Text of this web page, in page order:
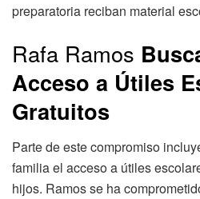
preparatoria reciban material
Rafa Ramos
Acceso a Útiles
Gratuitos
Parte de este compromiso
familia el acceso a útiles
hijos. Ramos se ha